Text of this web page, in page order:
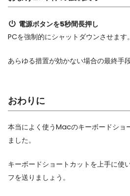
電源ボタンを5秒間長押し
PCを強制的にシャットダウンさせます。
あらゆる措置が効かない場合の最終手段
おわりに
本当によく使うMacのキーボードショ
ました。
キーボードショートカットを上手に使
フを送りましょう。